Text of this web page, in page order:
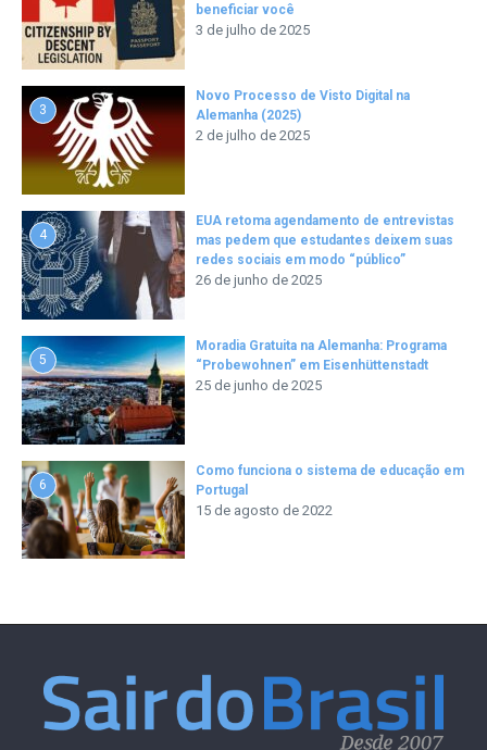
beneficiar você
3 de julho de 2025
3
Novo Processo de Visto Digital na
Alemanha (2025)
2 de julho de 2025
4
EUA retoma agendamento de entrevistas
mas pedem que estudantes deixem suas
redes sociais em modo “público”
26 de junho de 2025
5
Moradia Gratuita na Alemanha: Programa
“Probewohnen” em Eisenhüttenstadt
25 de junho de 2025
6
Como funciona o sistema de educação em
Portugal
15 de agosto de 2022